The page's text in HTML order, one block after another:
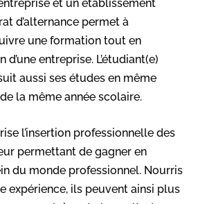
et un établissement
d’alternance permet à
une formation tout en
entreprise. L’étudiant(e)
aussi ses études en même
la même année scolaire.
l’insertion professionnelle des
permettant de gagner en
du monde professionnel. Nourris
expérience, ils peuvent ainsi plus